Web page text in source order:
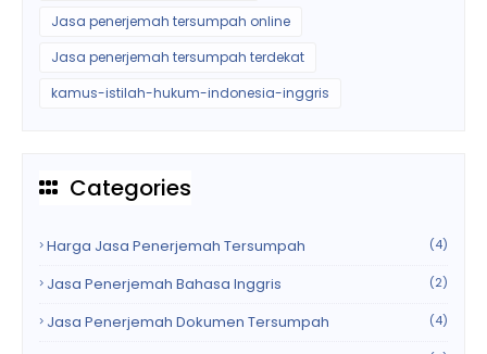
Jasa penerjemah tersumpah online
Jasa penerjemah tersumpah terdekat
kamus-istilah-hukum-indonesia-inggris
Categories
Harga Jasa Penerjemah Tersumpah (4)
Jasa Penerjemah Bahasa Inggris (2)
Jasa Penerjemah Dokumen Tersumpah (4)